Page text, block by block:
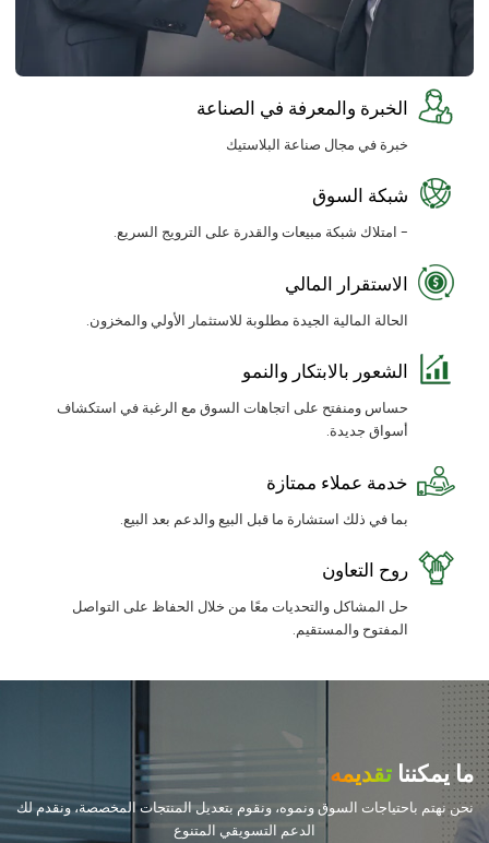
الخبرة والمعرفة في الصناعة
خبرة في مجال صناعة البلاستيك
شبكة السوق
- امتلاك شبكة مبيعات والقدرة على الترويج السريع.
الاستقرار المالي
الحالة المالية الجيدة مطلوبة للاستثمار الأولي والمخزون.
الشعور بالابتكار والنمو
حساس ومنفتح على اتجاهات السوق مع الرغبة في استكشاف
أسواق جديدة.
خدمة عملاء ممتازة
بما في ذلك استشارة ما قبل البيع والدعم بعد البيع.
روح التعاون
حل المشاكل والتحديات معًا من خلال الحفاظ على التواصل
المفتوح والمستقيم.
ما يمكنناتقديمه
نحن نهتم باحتياجات السوق ونموه، ونقوم بتعديل المنتجات المخصصة، ونقدم لك
الدعم التسويقي المتنوع